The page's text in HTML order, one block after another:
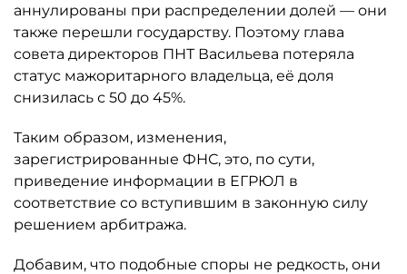
аннулированы при распределении долей — они
также перешли государству. Поэтому глава
совета директоров ПНТ Васильева потеряла
статус мажоритарного владельца, её доля
снизилась с 50 до 45%.
Таким образом, изменения,
зарегистрированные ФНС, это, по сути,
приведение информации в ЕГРЮЛ в
соответствие со вступившим в законную силу
решением арбитража.
Добавим, что подобные споры не редкость, они